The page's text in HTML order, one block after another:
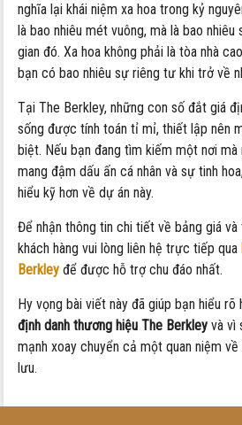
nghĩa lại khái niệm xa hoa trong kỷ
là bao nhiêu mét vuông, mà là bao
gian đó. Xa hoa không phải là tòa nhà
bạn có bao nhiêu sự riêng tư khi trở về
Tại The Berkley, những con số đắt giá
sống được tính toán tỉ mỉ, thiết lập nên
biệt. Nếu bạn đang tìm kiếm một nơi
mang đậm dấu ấn cá nhân và sự tinh
hiểu kỹ hơn về dự án này.
Để nhận thông tin chi tiết về bảng giá
khách hàng vui lòng liên hệ trực tiếp qua
Berkley để được hỗ trợ chu đáo nhất.
Hy vọng bài viết này đã giúp bạn hiểu
định danh thương hiệu The Berkley và vì
mạnh xoay chuyển cả một quan niệm
lưu.